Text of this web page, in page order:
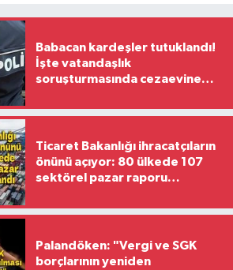
Babacan kardeşler tutuklandı!
İşte vatandaşlık
soruşturmasında cezaevine
Ticaret Bakanlığı ihracatçıların
önünü açıyor: 80 ülkede 107
sektörel pazar raporu
Palandöken: "Vergi ve SGK
borçlarının yeniden